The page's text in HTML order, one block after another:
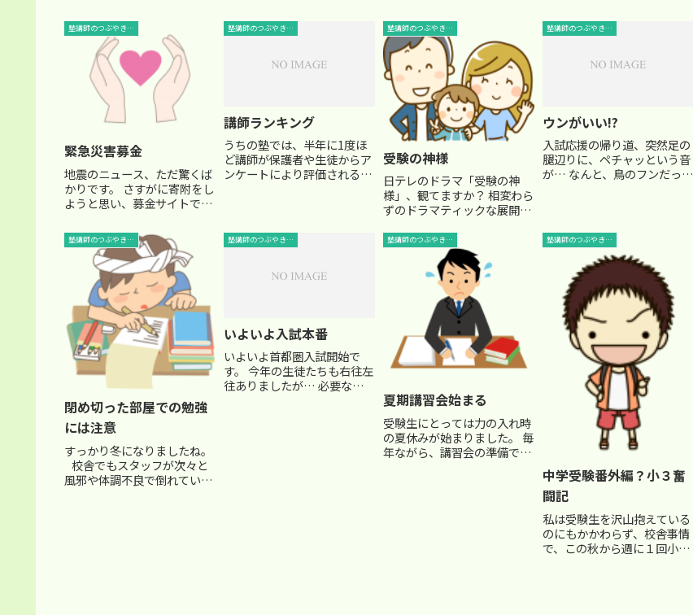
塾講師のつぶやき…
緊急災害募金
地震のニュース、ただ驚くば
かりです。 さすがに寄附をし
ようと思い、募金サイトで寄
グ用パーツがありましたの
で、この場を借りて掲載させ
ていただきます。（左サイド
バー） 四谷大塚の明日の組分
けテストも中止。 大変な時代
な...
塾講師のつぶやき…
講師ランキング
うちの塾では、半年に1度ほ
ど講師が保護者や生徒からア
ンケートにより評価されるん
グされるわけです。 厳しい世
界ですよね・・(-_-;) 一応担
塾講師のつぶやき…
受験の神様
日テレのドラマ「受験の神
様」、観てますか？ 相変わら
ずのドラマティックな展開で
もちろん、現実ではあり得な
いって話が続きますが・・
(笑)。 理科の単元内容、１週
間で完璧に暗記せよっ
て・・・(笑) それができる生
塾講師のつぶやき…
ウンがいい!?
入試応援の帰り道、突然足の
腿辺りに、ペチャッという音
が… なんと、鳥のフンだった
ところですが…(>_<) 発想の
転換です。 「なんて、ウンが
いいんだろう！！...
塾講師のつぶやき…
閉め切った部屋での勉強
には注意
すっかり冬になりましたね。
校舎でもスタッフが次々と
風邪や体調不良で倒れていっ
塾講師のつぶやき…
いよいよ入試本番
いよいよ首都圏入試開始で
す。 今年の生徒たちも右往左
往ありましたが… 必要な事は
塾講師のつぶやき…
夏期講習会始まる
受験生にとっては力の入れ時
の夏休みが始まりました。 毎
年ながら、講習会の準備でて
塾講師のつぶやき…
中学受験番外編？小３奮
闘記
私は受験生を沢山抱えている
のにもかかわらず、校舎事情
で、この秋から週に１回小３